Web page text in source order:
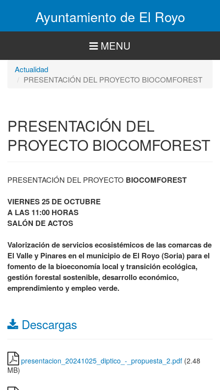
Ayuntamiento de El Royo
MENU
Actualidad
PRESENTACIÓN DEL PROYECTO BIOCOMFOREST
PRESENTACIÓN DEL
PROYECTO BIOCOMFOREST
PRESENTACIÓN DEL PROYECTO BIOCOMFOREST
VIERNES 25 DE OCTUBRE
A LAS 11:00 HORAS
SALÓN DE ACTOS
Valorización de servicios ecosistémicos de las comarcas de
El Valle y Pinares en el municipio de El Royo (Soria) para el
fomento de la bioeconomía local y transición ecológica,
gestión forestal sostenible, desarrollo económico,
emprendimiento y empleo verde.
Descargas
presentacion_20241025_diptico_-_propuesta_2.pdf (2.48
MB)